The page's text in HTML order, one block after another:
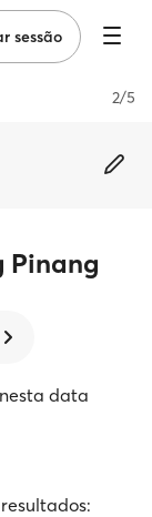
sessão
2/5
Pinang
data